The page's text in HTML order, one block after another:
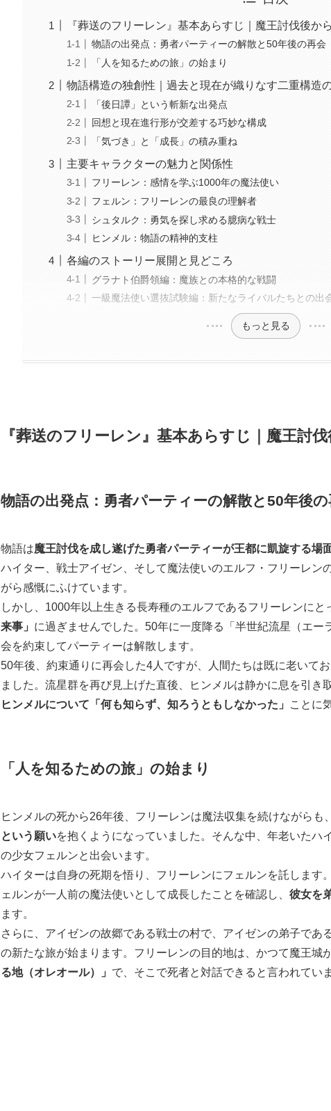
『葬送のフリーレン』基本あらすじ｜魔王討伐後か
物語の出発点：勇者パーティーの解散と50年後の再会
「人を知るための旅」の始まり
物語構造の独創性｜過去と現在が織りなす二重構造
「後日譚」という斬新な出発点
回想と現在進行形が交差する巧妙な構成
「気づき」と「成長」の積み重ね
主要キャラクターの魅力と関係性
フリーレン：感情を学ぶ1000年の魔法使い
フェルン：フリーレンの最良の理解者
シュタルク：勇気を探し求める臆病な戦士
ヒンメル：物語の精神的支柱
各編のストーリー展開と見どころ
グラナト伯爵領編：魔族との本格的な戦闘
一級魔法使い選抜試験編：新たなライバルたちとの出
もっと見る
『葬送のフリーレン』基本あらすじ｜魔王討
物語の出発点：勇者パーティーの解散と50年後
物語は魔王討伐を成し遂げた勇者パーティーが王都に凱旋する場
ハイター、戦士アイゼン、そして魔法使いのエルフ・フリーレン
がら感慨にふけています。
しかし、1000年以上生きる長寿種のエルフであるフリーレンにと
来事」 に過ぎませんでした。50年に一度降る「半世紀流星（エ
会を約束してパーティーは解散します。
50年後、約束通りに再会した4人ですが、人間たちは既に老いて
ました。流星群を再び見上げた直後、ヒンメルは静かに息を引き
ヒンメルについて「何も知らず、知ろうともしなかった」
ことに
「人を知るための旅」の始まり
ヒンメルの死から26年後、フリーレンは魔法収集を続けながらも
という願いを抱くようになっていました。そんな中、年老いたハ
の少女フェルンと出会います。
ハイターは自身の死期を悟り、フリーレンにフェルンを託します
ェルンが一人前の魔法使いとして成長したことを確認し、 彼女を
ます。
さらに、アイゼンの故郷である戦士の村で、アイゼンの弟子であ
の新たな旅が始まります。フリーレンの目的地は、かつて魔王城
る地（オレオール）」 で、そこで死者と対話できると言われていま